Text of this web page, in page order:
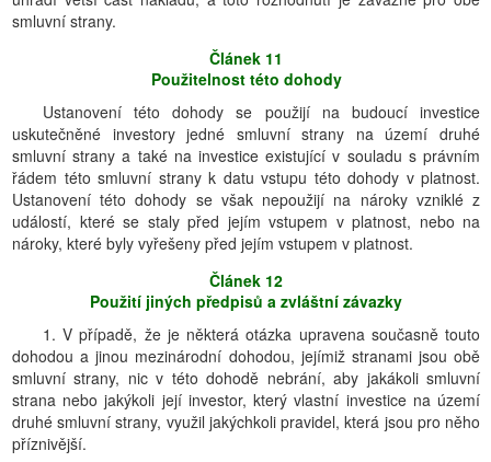
smluvní strany.
Článek 11
Použitelnost této dohody
Ustanovení této dohody se použijí na budoucí investice
uskutečněné investory jedné smluvní strany na území druhé
smluvní strany a také na investice existující v souladu s právním
řádem této smluvní strany k datu vstupu této dohody v platnost.
Ustanovení této dohody se však nepoužijí na nároky vzniklé z
událostí, které se staly před jejím vstupem v platnost, nebo na
nároky, které byly vyřešeny před jejím vstupem v platnost.
Článek 12
Použití jiných předpisů a zvláštní závazky
1. V případě, že je některá otázka upravena současně touto
dohodou a jinou mezinárodní dohodou, jejímiž stranami jsou obě
smluvní strany, nic v této dohodě nebrání, aby jakákoli smluvní
strana nebo jakýkoli její investor, který vlastní investice na území
druhé smluvní strany, využil jakýchkoli pravidel, která jsou pro něho
příznivější.